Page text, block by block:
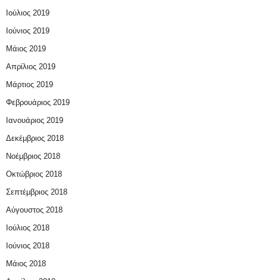
Ιούλιος 2019
Ιούνιος 2019
Μάιος 2019
Απρίλιος 2019
Μάρτιος 2019
Φεβρουάριος 2019
Ιανουάριος 2019
Δεκέμβριος 2018
Νοέμβριος 2018
Οκτώβριος 2018
Σεπτέμβριος 2018
Αύγουστος 2018
Ιούλιος 2018
Ιούνιος 2018
Μάιος 2018